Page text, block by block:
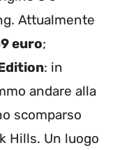
Attualmente
euro;
: in
andare alla
scomparso
Hills. Un luogo